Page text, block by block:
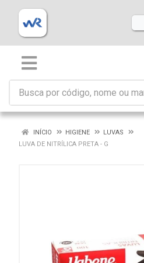
INÍCIO HIGIENE
LUVAS
LUVA DE NITRÍLICA PRETA - G